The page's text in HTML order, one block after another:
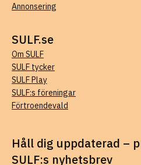
Annonsering
SULF.se
Om SULF
SULF tycker
SULF Play
SULF:s föreningar
Förtroendevald
Håll dig uppdaterad –
SULF:s nyhetsbrev